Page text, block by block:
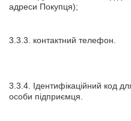
адреси Покупця);
3.3.3. контактний телефон.
3.3.4. Ідентифікаційний код
особи підприємця.